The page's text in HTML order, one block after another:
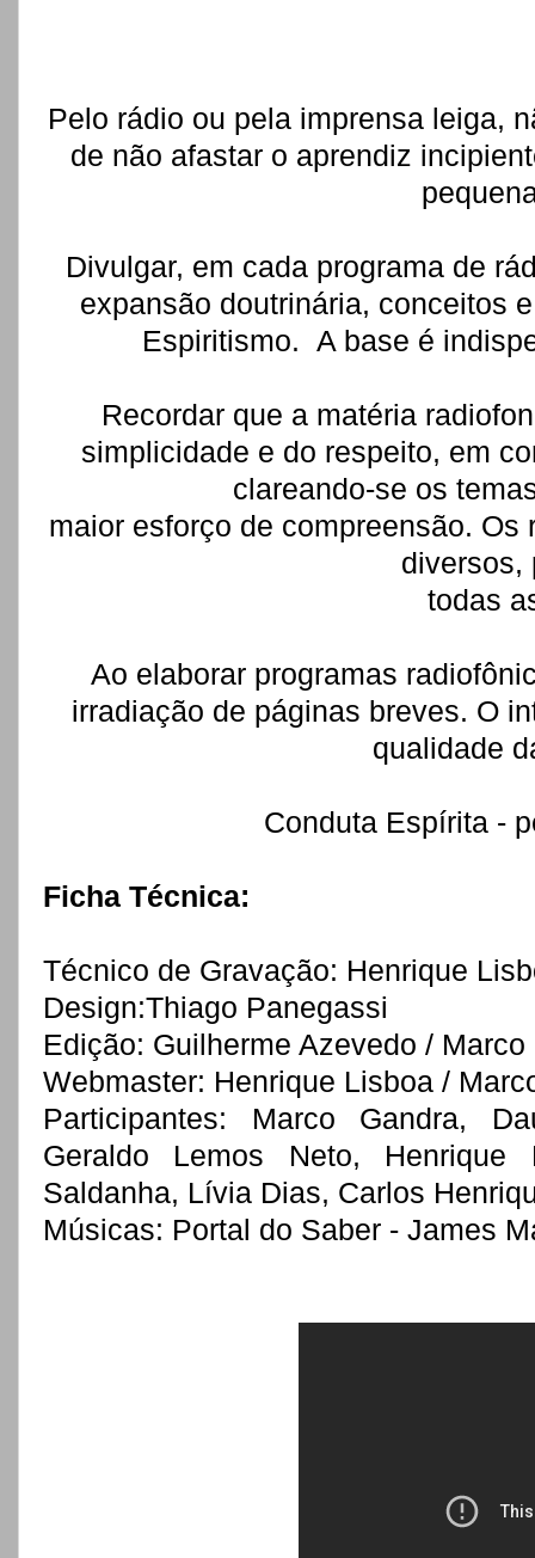
Pelo rádio ou pela imprensa leiga,
de não afastar o aprendiz
Divulgar, em cada programa de
expansão doutrinária, conceitos
Espiritismo. A base é
Recordar que a matéria
simplicidade e do respeito, em
clareando-se os
maior esforço de compreensão.
diversos,
todas
Ao elaborar programas
irradiação de páginas breves. O
qualidade
Conduta Espírita -
Ficha Técnica:
Técnico de Gravação: Henrique
Design:Thiago Panegassi
Edição: Guilherme Azevedo / Marco
Webmaster: Henrique Lisboa /
Participantes: Marco Gandra,
Geraldo Lemos Neto, Henrique
Saldanha, Lívia Dias, Carlos
Músicas: Portal do Saber - James